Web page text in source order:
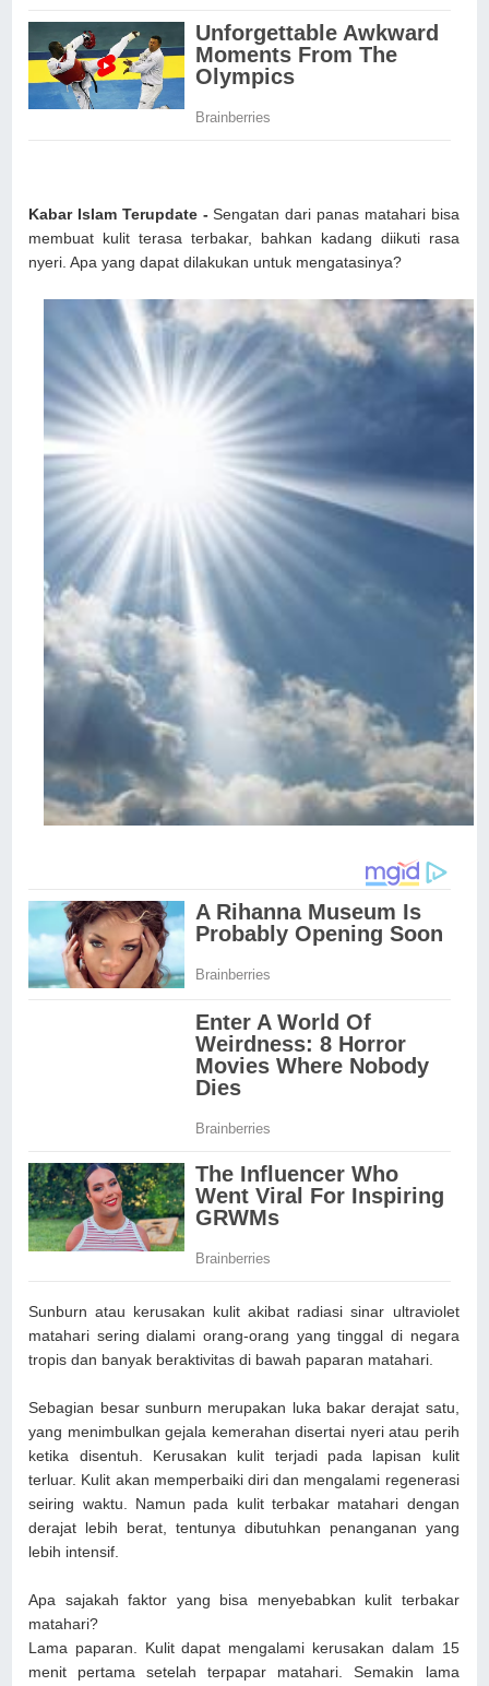
Kabar Islam Terupdate - Sengatan dari panas matahari bisa
membuat kulit terasa terbakar, bahkan kadang diikuti rasa
nyeri. Apa yang dapat dilakukan untuk mengatasinya?
Sunburn atau kerusakan kulit akibat radiasi sinar ultraviolet
matahari sering dialami orang-orang yang tinggal di negara
tropis dan banyak beraktivitas di bawah paparan matahari.
Sebagian besar sunburn merupakan luka bakar derajat satu,
yang menimbulkan gejala kemerahan disertai nyeri atau perih
ketika disentuh. Kerusakan kulit terjadi pada lapisan kulit
terluar. Kulit akan memperbaiki diri dan mengalami regenerasi
seiring waktu. Namun pada kulit terbakar matahari dengan
derajat lebih berat, tentunya dibutuhkan penanganan yang
lebih intensif.
Apa sajakah faktor yang bisa menyebabkan kulit terbakar
matahari?
Lama paparan. Kulit dapat mengalami kerusakan dalam 15
menit pertama setelah terpapar matahari. Semakin lama